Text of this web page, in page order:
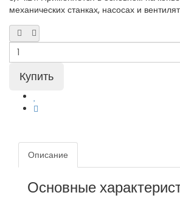
механических станках, насосах и
Описание
Основные